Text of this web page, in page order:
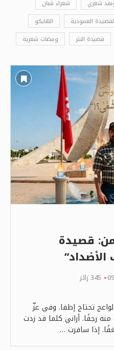
شعري
شعراء شبان
العمودية
الهايكو
قصيدة النثر ومضات شعرية
قصيدة
345 زائر
تحتاج إطفا. وفي عزّ
رجفًا. أراني كلما قد زدت
إذا سافرت …